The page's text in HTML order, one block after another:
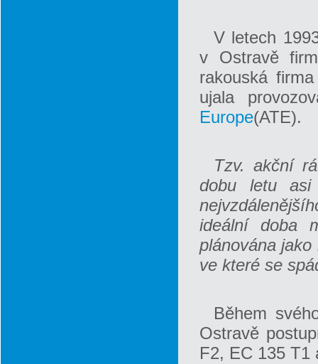
V letech
v Ostravě
rakouská
ujala
Europe(ATE).
Tzv. akční
dobu letu
ideální doba
plánována
ve které se
Během
Ostravě
F2, EC 135 T1